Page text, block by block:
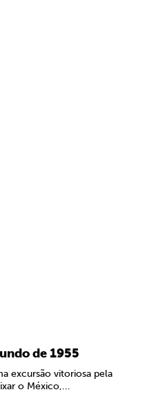
de 1955
excursão vitoriosa pela
o México,...